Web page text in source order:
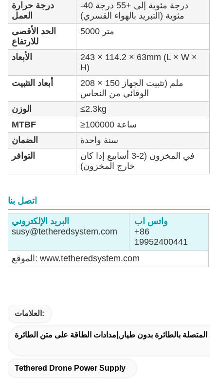
درجة حرارة
العمل
-40 درجة مئوية إلى +55 درجة
مئوية (التبريد بالهواء القسري)
الحد الأقصى
للارتفاع
5000 متر
الأبعاد
243 × 114.2 × 63mm (L × W ×
H)
أبعاد التثبيت
208 × 150 ملم (تثبيت الجهاز
الوقائي من النحاس
الوزن
≤2.3kg
MTBF
≥100000 ساعة
الضمان
سنة واحدة
التوافر
في المخزون (2-3 أسابيع إذا كان
خارج المخزون)
اتصل بنا
البريد الإلكتروني
susy@tetheredsystem.com
واتس اب
+86
19952400441
الموقع: www.tetheredsystem.com
العلامات:
المتصلة بالطائرة بدون طيار,إمدادات الطاقة على متن الطائرة
Tethered Drone Power Supply